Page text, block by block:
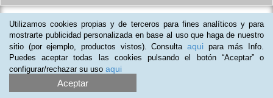
Curso a distancia (Online) de
Museología y Gestión Cultural
Plazas disponibles
$88.500 ars $88.500ars
Utilizamos cookies propias y de terceros para fines analíticos y para
mostrarte publicidad personalizada en base al uso que haga de nuestro
sitio (por ejemplo, productos vistos). Consulta aqui para más Info.
Puedes aceptar todas las cookies pulsando el botón “Aceptar” o
configurar/rechazar su uso aqui
Aceptar